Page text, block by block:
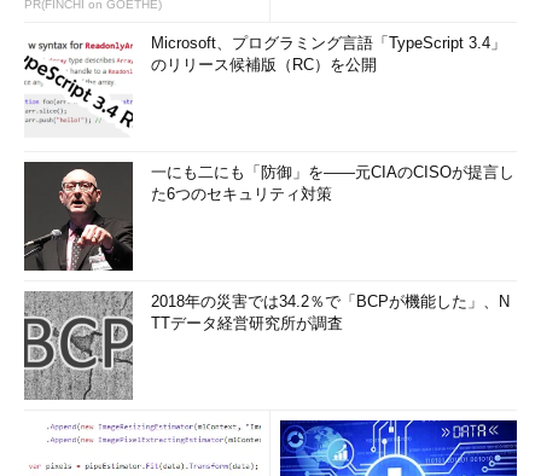
トコルである。
TCP/IPを利用したネットワークシステムを構築する際には、
エンドユーザーが利用するPCのIPアドレスから、サブネット、
ルーティングプロトコル、外部ネットワークとの接続など、さま
わされ、それらを考慮しながらシステムが構築されていくのであ
まずは、TCP/IPプロトコルそのものの本質をしっかりとらえ
のネットワークに合った技術が数多く考えられ、標準化されてき
たが、基本的な仕様は変わっていない。IPはコネクションレス型
のプロトコルであり、パケットを目的のコンピュータまで届ける
ことに専念するベストエフォートサービスである。TCPはコネク
ション型のプロトコルであり、IPを補って信頼性の高い通信を実
現する。それぞれの基本機能や動作について、きちんと理解して
PR(FINCHI on GOETHE)
Microsoft、プログラミング言語「TypeScript 3.4」
のリリース候補版（RC）を公開
一にも二にも「防御」を――元CIAのCISOが提言し
た6つのセキュリティ対策
2018年の災害では34.2％で「BCPが機能した」、N
TTデータ経営研究所が調査